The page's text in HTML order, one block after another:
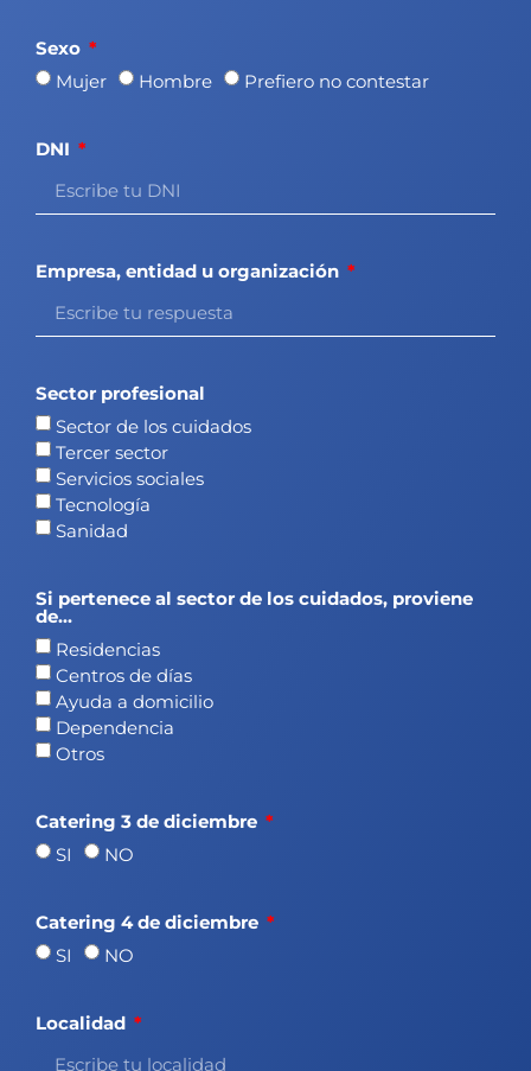
Sexo
Mujer
Hombre Prefiero no contestar
DNI
Empresa, entidad u organización
Sector profesional
Sector de los cuidados
Tercer sector
Servicios sociales
Tecnología
Sanidad
Si pertenece al sector de los cuidados, proviene
de...
Residencias
Centros de días
Ayuda a domicilio
Dependencia
Otros
Catering 3 de diciembre
SI
NO
Catering 4 de diciembre
SI
NO
Localidad